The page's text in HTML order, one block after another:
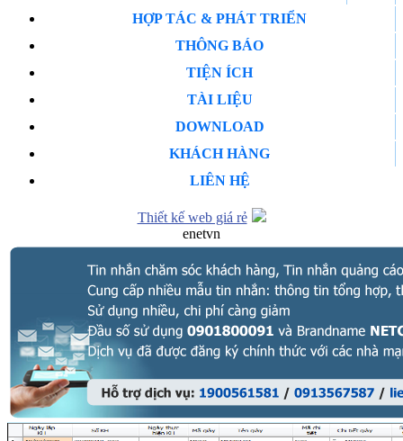
HỢP TÁC & PHÁT TRIỂN
THÔNG BÁO
TIỆN ÍCH
TÀI LIỆU
DOWNLOAD
KHÁCH HÀNG
LIÊN HỆ
Thiết kế web giá rẻ
enetvn